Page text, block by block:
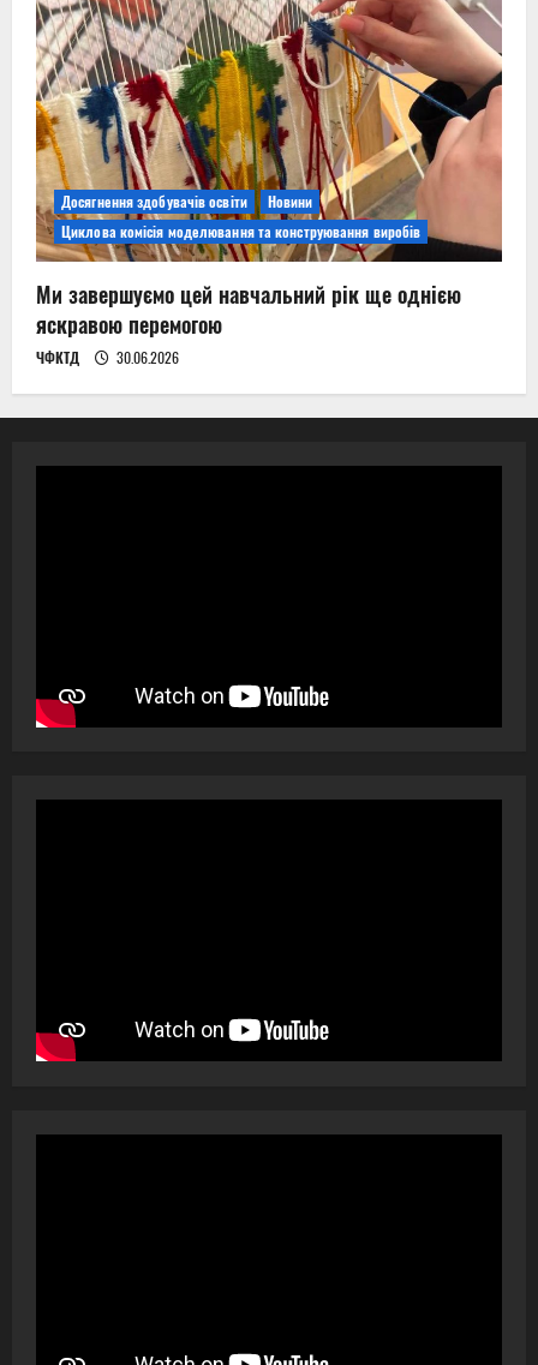
Досягнення здобувачів освіти
Новини
Циклова комісія моделювання та конструювання виробів
Ми завершуємо цей навчальний рік ще однією
яскравою перемогою
ЧФКТД 30.06.2026